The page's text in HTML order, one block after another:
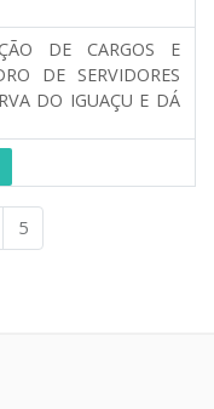
DE CARGOS E
DE SERVIDORES
DO IGUAÇU E DÁ
5